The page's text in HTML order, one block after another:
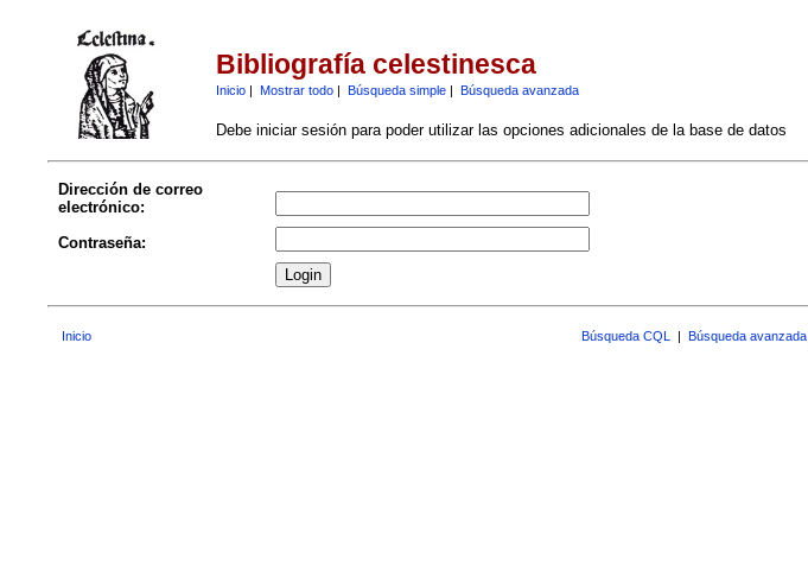
Bibliografía celestinesca
Inicio| Mostrar todo| Búsqueda simple| Búsqueda avanzada
Debe iniciar sesión para poder utilizar las opciones adicionales de la base de datos
Dirección de correo
electrónico:
Contraseña:
Inicio Búsqueda CQL | Búsqueda avanzada